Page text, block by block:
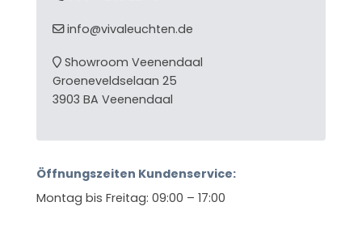
info@vivaleuchten.de
Showroom Veenendaal
Groeneveldselaan 25
3903 BA Veenendaal
Öffnungszeiten Kundenservice:
Montag bis Freitag: 09:00 – 17:00